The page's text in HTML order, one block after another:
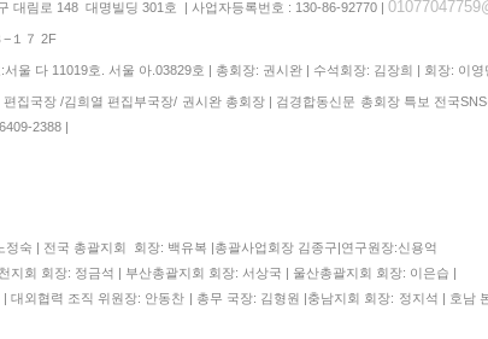
대림로 148 대명빌딩 301호 | 사업자등록번호 : 130-86-92770 |
−１７ 2F
울 다 11019호. 서울 아.03829호 | 총회장: 권시완 | 수석회장: 김장희 | 회장: 이영
집국장 /김희열 편집부국장/ 권시완 총회장 | 검경합동신문 총회장 특보 전국
2388 |
숙 | 전국 총괄지회 회장: 백유복 |총괄사업회장 김종구|연구원장:신용억
지회 회장: 정금석 | 부산총괄지회 회장: 서상국 | 울산총괄지회 회장: 이은습 |
대외협력 조직 위원장: 안동찬 | 총무 국장: 김형원 |충남지회 회장: 정지석 | 호남